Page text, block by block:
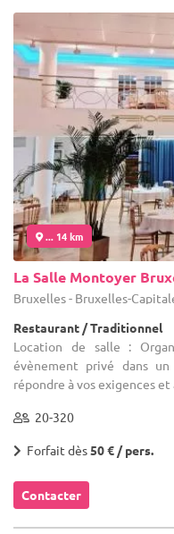
... 14 km
La Salle Montoyer
Bruxelles - Bruxelles-
Restaurant / Traditionnel
Location de salle :
évènement privé dans
répondre à vos exigences
20-320
Forfait dès50 € / pers.
Contacter